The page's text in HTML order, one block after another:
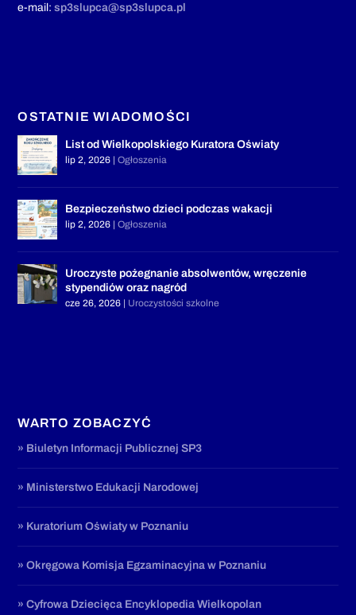
e-mail:sp3slupca@sp3slupca.pl
OSTATNIE WIADOMOŚCI
List od Wielkopolskiego Kuratora Oświaty
lip 2, 2026 |Ogłoszenia
Bezpieczeństwo dzieci podczas wakacji
lip 2, 2026 |Ogłoszenia
Uroczyste pożegnanie absolwentów, wręczenie
stypendiów oraz nagród
cze 26, 2026 | Uroczystości szkolne
WARTO ZOBACZYĆ
» Biuletyn Informacji Publicznej SP3
» Ministerstwo Edukacji Narodowej
» Kuratorium Oświaty w Poznaniu
» Okręgowa Komisja Egzaminacyjna w Poznaniu
» Cyfrowa Dziecięca Encyklopedia Wielkopolan